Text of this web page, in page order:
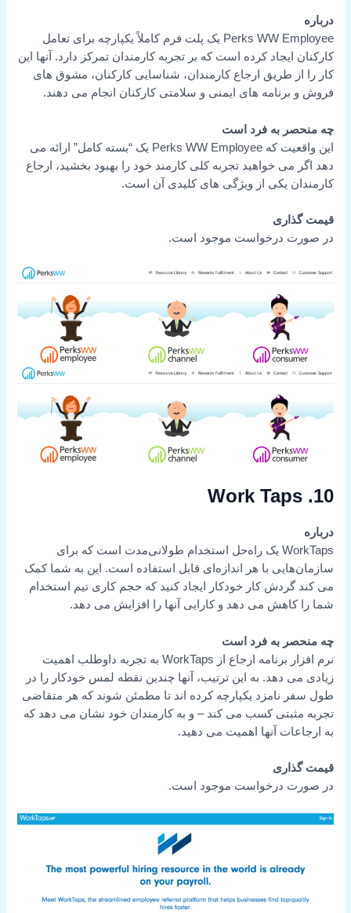
درباره
Perks WW Employee یک پلت فرم کاملاً یکپارچه برای تعامل
کارکنان ایجاد کرده است که بر تجربه کارمندان تمرکز دارد. آنها این
کار را از طریق ارجاع کارمندان، شناسایی کارکنان، مشوق های
فروش و برنامه های ایمنی و سلامتی کارکنان انجام می دهند.
چه منحصر به فرد است
این واقعیت که Perks WW Employee یک “بسته کامل” ارائه می
دهد اگر می خواهید تجربه کلی کارمند خود را بهبود بخشید، ارجاع
کارمندان یکی از ویژگی های کلیدی آن است.
قیمت گذاری
در صورت درخواست موجود است.
10. Work Taps
درباره
WorkTaps یک راه‌حل استخدام طولانی‌مدت است که برای
سازمان‌هایی با هر اندازه‌ای قابل استفاده است. این به شما کمک
می کند گردش کار خودکار ایجاد کنید که حجم کاری تیم استخدام
شما را کاهش می دهد و کارایی آنها را افزایش می دهد.
چه منحصر به فرد است
نرم افزار برنامه ارجاع از WorkTaps به تجربه داوطلب اهمیت
زیادی می دهد. به این ترتیب، آنها چندین نقطه لمس خودکار را در
طول سفر نامزد یکپارچه کرده اند تا مطمئن شوند که هر متقاضی
تجربه مثبتی کسب می کند – و به کارمندان خود نشان می دهد که
به ارجاعات آنها اهمیت می دهید.
قیمت گذاری
در صورت درخواست موجود است.